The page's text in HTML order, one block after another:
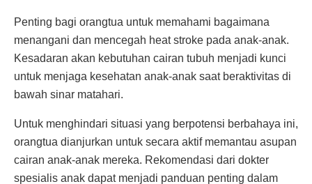
Penting bagi orangtua untuk memahami bagaimana
menangani dan mencegah heat stroke pada anak-anak.
Kesadaran akan kebutuhan cairan tubuh menjadi kunci
untuk menjaga kesehatan anak-anak saat beraktivitas di
bawah sinar matahari.
Untuk menghindari situasi yang berpotensi berbahaya ini,
orangtua dianjurkan untuk secara aktif memantau asupan
cairan anak-anak mereka. Rekomendasi dari dokter
spesialis anak dapat menjadi panduan penting dalam